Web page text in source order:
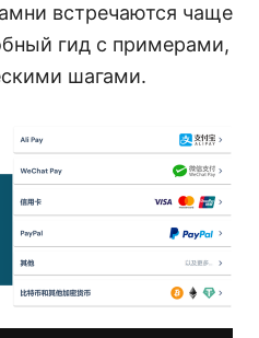
встречаются чаще
гид с примерами,
шагами.